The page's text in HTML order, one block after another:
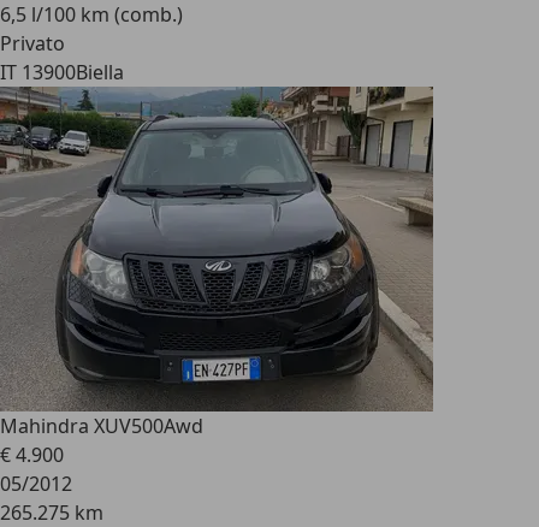
6,5 l/100 km (comb.)
Privato
IT 13900Biella
Mahindra XUV500Awd
€ 4.900
05/2012
265.275 km